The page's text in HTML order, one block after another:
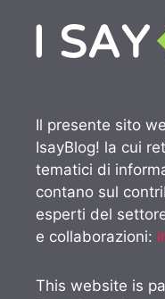
Il presente sito
IsayBlog! la cui
tematici di
contano sul
esperti del
e collaborazioni:
This website is